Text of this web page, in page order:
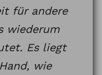
für andere
wiederum
Es liegt
wie